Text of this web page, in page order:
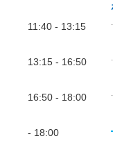
11:40 - 13:15
13:15 - 16:50
16:50 - 18:00
- 18:00